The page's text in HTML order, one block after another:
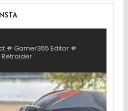
# Gamer365 Editor #